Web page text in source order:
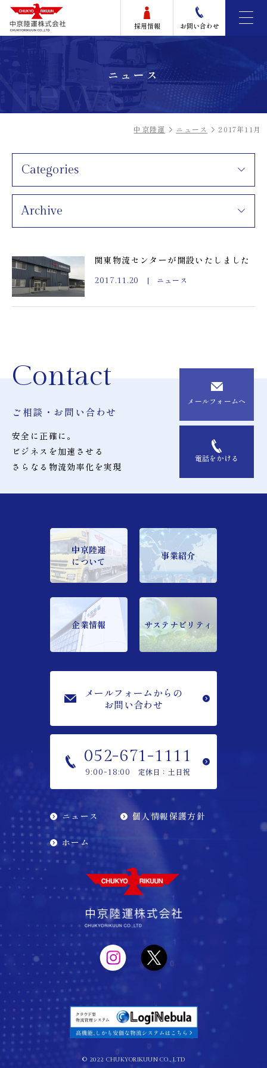
採用情報 お問い合わせ
ニュース
中京陸運 ニュース 2017年11月
関東物流センターが開設いたしました
2017.11.20 ニュース
Categories
Archive
Contact
ご相談・お問い合わせ
安全に正確に。
ビジネスを加速させる
さらなる物流効率化を実現
メールフォームへ
電話をかける
中京陸運
について
事業紹介
企業情報 サステナビリティ
メールフォームからの
お問い合わせ
052-671-1111
9:00-18:00 定休日：土日祝
ニュース 個人情報保護方針
ホーム
©︎ 2022 CHUKYORIKUUN CO., LTD